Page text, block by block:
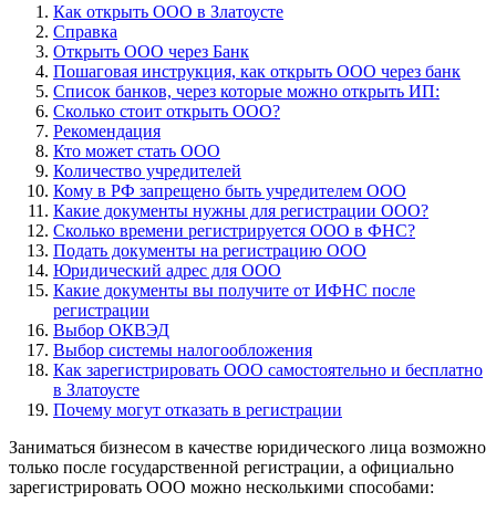
Как открыть ООО в Златоусте
Справка
Открыть ООО через Банк
Пошаговая инструкция, как открыть ООО через банк
Cписок банков, через которые можно открыть ИП:
Сколько стоит открыть ООО?
Рекомендация
Кто может стать ООО
Количество учредителей
Кому в РФ запрещено быть учредителем ООО
Какие документы нужны для регистрации ООО?
Сколько времени регистрируется ООО в ФНС?
Подать документы на регистрацию ООО
Юридический адрес для ООО
Какие документы вы получите от ИФНС после
регистрации
Выбор ОКВЭД
Выбор системы налогообложения
Как зарегистрировать ООО самостоятельно и бесплатно
в Златоусте
Почему могут отказать в регистрации
Заниматься бизнесом в качестве юридического лица возможно
только после государственной регистрации, а официально
зарегистрировать ООО можно несколькими способами: